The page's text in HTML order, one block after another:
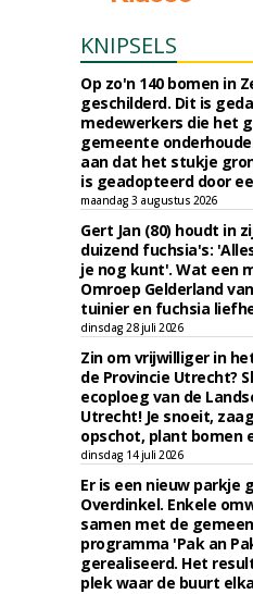
KNIPSELS
Op zo'n 140 bomen in
geschilderd. Dit is
medewerkers die het
gemeente
aan dat het stukje
is geadopteerd door
maandag 3 augustus 2026
Gert Jan (80) houdt in
duizend fuchsia's:
je nog kunt'. Wat een
Omroep Gelderland
tuinier en fuchsia
dinsdag 28 juli 2026
Zin om vrijwilliger in
de Provincie Utrecht?
ecoploeg van de
Utrecht! Je snoeit,
opschot, plant bomen
dinsdag 14 juli 2026
Er is een nieuw parkje
Overdinkel. Enkele
samen met de
programma 'Pak an
gerealiseerd. Het
plek waar de buurt